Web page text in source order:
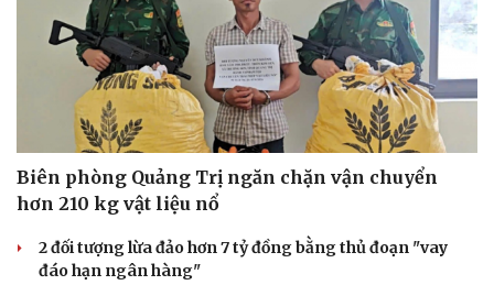
Biên phòng Quảng Trị ngăn chặn vận chuyển
hơn 210 kg vật liệu nổ
2 đối tượng lừa đảo hơn 7 tỷ đồng bằng thủ đoạn "vay
đáo hạn ngân hàng"